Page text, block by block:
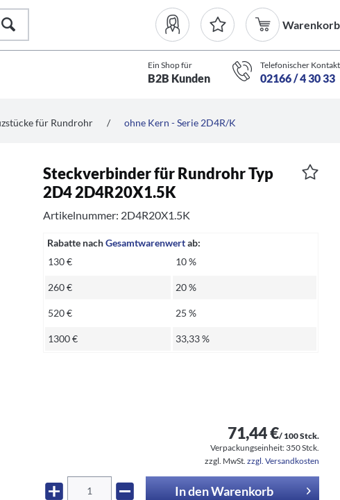
Warenkorb
Ein Shop für
B2B Kunden
Telefonischer Kontakt
02166 / 4 30 33
für Rundrohr / ohne Kern - Serie 2D4R/K
Steckverbinder für Rundrohr Typ
2D4 2D4R20X1.5K
Artikelnummer: 2D4R20X1.5K
Rabatte nachGesamtwarenwertab:
130 €
10 %
260 € 20 %
520 € 25 %
1300 € 33,33 %
71,44 €/ 100 Stck.
Verpackungseinheit: 350 Stck.
zzgl. MwSt. zzgl. Versandkosten
In denWarenkorb